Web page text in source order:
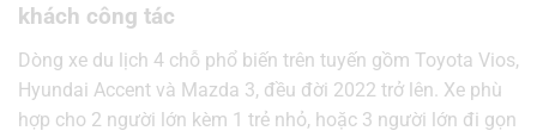
khách công tác
Dòng xe du lịch 4 chỗ phổ biến trên tuyến gồm Toyota Vios,
Hyundai Accent và Mazda 3, đều đời 2022 trở lên. Xe phù
hợp cho 2 người lớn kèm 1 trẻ nhỏ, hoặc 3 người lớn đi gọn